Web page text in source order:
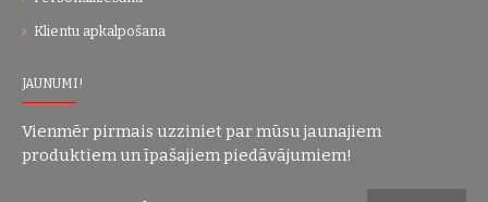
Klientu apkalpošana
JAUNUMI!
Vienmēr pirmais uzziniet par mūsu jaunajiem
produktiem un īpašajiem piedāvājumiem!